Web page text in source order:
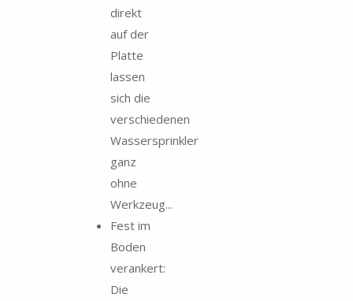
direkt
auf der
Platte
lassen
sich die
verschiedenen
Wassersprinkler
ganz
ohne
Werkzeug...
Fest im
Boden
verankert:
Die